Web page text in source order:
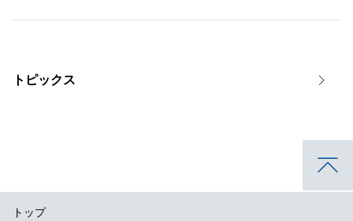
トピックス
トップ